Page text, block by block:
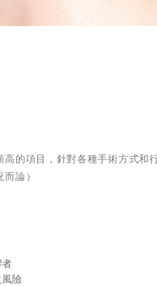
的項目，針對各種手術方式和
論）
險